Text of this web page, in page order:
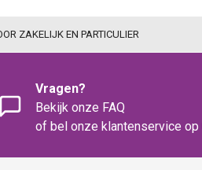
ZAKELIJK EN PARTICULIER
Vragen?
Bekijk onze FAQ
of bel onze klantenservice op